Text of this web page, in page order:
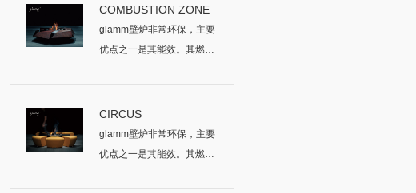
COMBUSTION ZONE
glamm壁炉非常环保，主要
优点之一是其能效。其燃烧
CIRCUS
glamm壁炉非常环保，主要
优点之一是其能效。其燃烧